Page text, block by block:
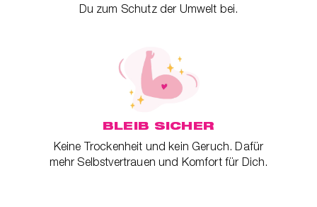
Du zum Schutz der Umwelt bei.
BLEIB SICHER
Keine Trockenheit und kein Geruch. Dafür
mehr Selbstvertrauen und Komfort für Dich.